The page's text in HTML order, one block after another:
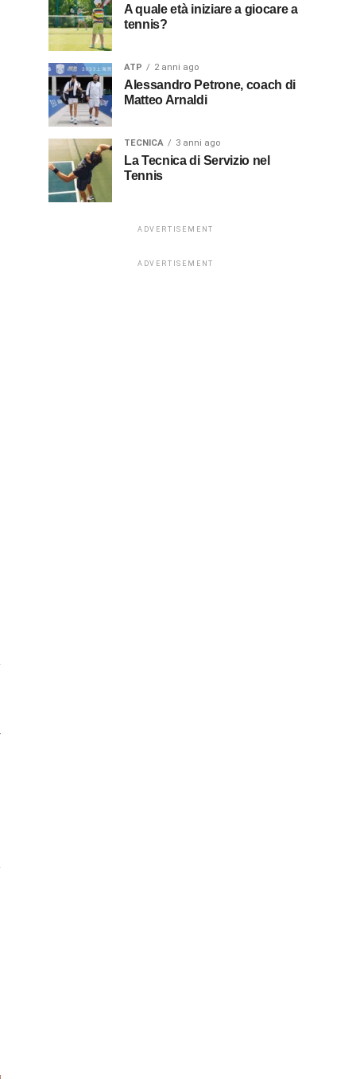
A quale età iniziare a giocare a
tennis?
ATP 2 anni ago
Alessandro Petrone, coach di
Matteo Arnaldi
TECNICA 3 anni ago
La Tecnica di Servizio nel
Tennis
ADVERTISEMENT
ADVERTISEMENT